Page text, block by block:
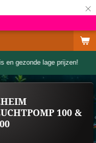
×
en gezonde lage prijzen!
100 &